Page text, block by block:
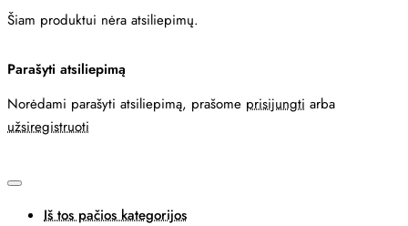
Šiam produktui nėra atsiliepimų.
Parašyti atsiliepimą
Norėdami parašyti atsiliepimą, prašome prisijungti arba
užsiregistruoti
Iš tos pačios kategorijos